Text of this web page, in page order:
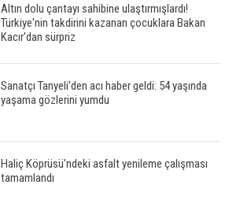
Altın dolu çantayı sahibine ulaştırmışlardı!
Türkiye'nin takdirini kazanan çocuklara Bakan
Kacır'dan sürpriz
Sanatçı Tanyeli'den acı haber geldi: 54 yaşında
yaşama gözlerini yumdu
Haliç Köprüsü'ndeki asfalt yenileme çalışması
tamamlandı